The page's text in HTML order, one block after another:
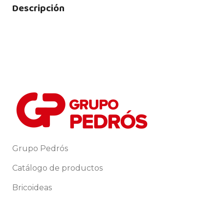
Descripción
Grupo Pedrós
Catálogo de productos
Bricoideas